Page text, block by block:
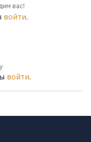
вас!
войти.
войти.